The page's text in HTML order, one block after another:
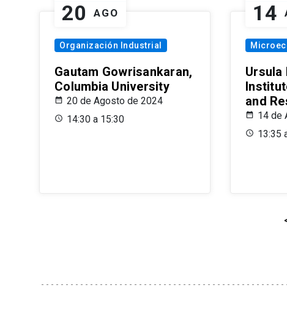
20 AGO
Organización Industrial
Gautam Gowrisankaran,
Columbia University
20 de Agosto de 2024
14:30 a 15:30
14
Ursula
and
14 de
13:35